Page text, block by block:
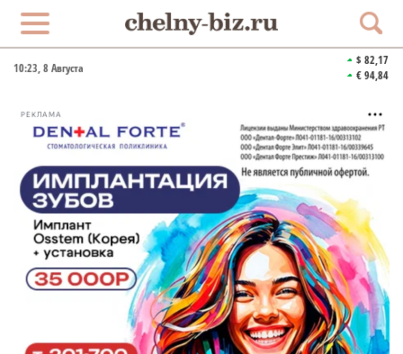
10:23, 8 Августа
$ 82,17
€ 94,84
РЕКЛАМА